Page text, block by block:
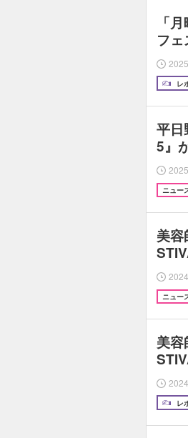
「
フ
レ
平
5』
ニュー
美
ニュー
美
レ